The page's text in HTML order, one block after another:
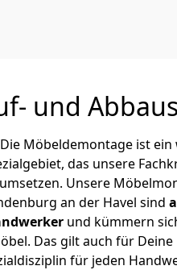
und
Die Möbeldemontage ist ein
das unsere
umsetzen. Unsere
an der Havel sind
und kümmern
Das gilt auch für Deine
für jeden